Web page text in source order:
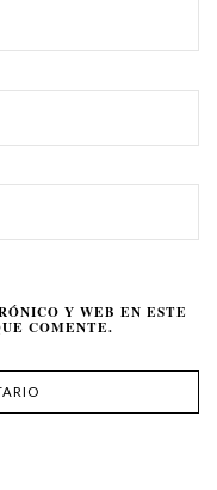
Y WEB EN ESTE
COMENTE.